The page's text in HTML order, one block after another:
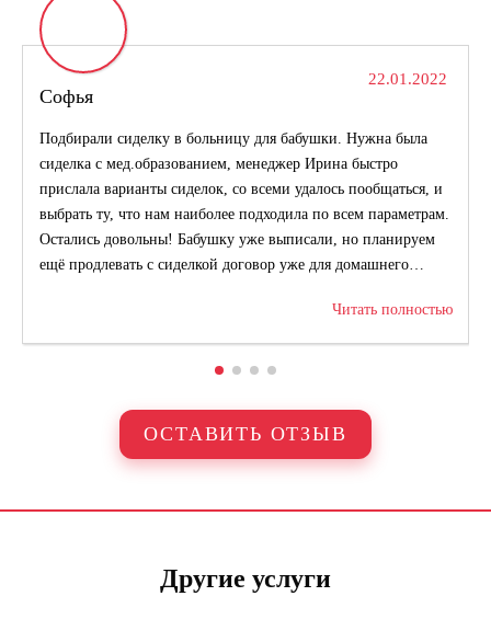
Софья
22.01.2022
Подбирали сиделку в больницу для бабушки. Нужна была
сиделка с мед.образованием, менеджер Ирина быстро
прислала варианты сиделок, со всеми удалось пообщаться, и
выбрать ту, что нам наиболее подходила по всем параметрам.
Остались довольны! Бабушку уже выписали, но планируем
ещё продлевать с сиделкой договор уже для домашнего
Читать полностью
ОСТАВИТЬ ОТЗЫВ
Другие услуги
Оставьте свой номер телефона. Наш менеджер
свяжется с Вами и проконсультирует по услуге
Написать на WhatsApp
Политикой в отношении обработки персональных